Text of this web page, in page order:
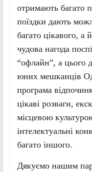
отримають багато
поїздки дають
багато цікавого, а
чудова нагода
“офлайн”, а цього
юних мешканців
програма
цікаві розваги,
місцевою
інтелектуальні
багато іншого.
Дякуємо нашим